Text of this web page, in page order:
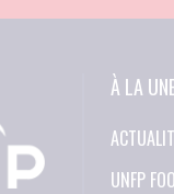
À LA
UNFP